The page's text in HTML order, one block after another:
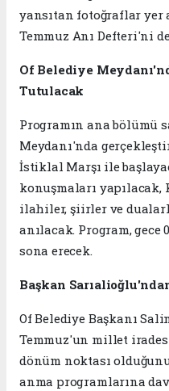
yansıtan fotoğraflar yer
Temmuz Anı Defteri'ni
Of Belediye
Tutulacak
Programın ana bölümü
Meydanı'nda
İstiklal Marşı ile
konuşmaları
ilahiler, şiirler ve
anılacak. Program,
sona erecek.
Başkan
Of Belediye Başkanı
Temmuz'un millet
dönüm noktası
anma programlarına